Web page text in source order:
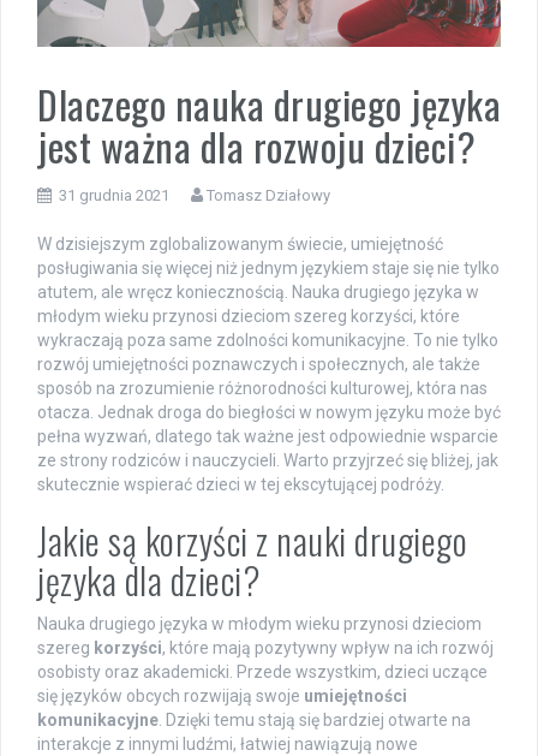
Dlaczego nauka drugiego języka
jest ważna dla rozwoju dzieci?
31 grudnia 2021 Tomasz Działowy
W dzisiejszym zglobalizowanym świecie, umiejętność
posługiwania się więcej niż jednym językiem staje się nie tylko
atutem, ale wręcz koniecznością. Nauka drugiego języka w
młodym wieku przynosi dzieciom szereg korzyści, które
wykraczają poza same zdolności komunikacyjne. To nie tylko
rozwój umiejętności poznawczych i społecznych, ale także
sposób na zrozumienie różnorodności kulturowej, która nas
otacza. Jednak droga do biegłości w nowym języku może być
pełna wyzwań, dlatego tak ważne jest odpowiednie wsparcie
ze strony rodziców i nauczycieli. Warto przyjrzeć się bliżej, jak
skutecznie wspierać dzieci w tej ekscytującej podróży.
Jakie są korzyści z nauki drugiego
języka dla dzieci?
Nauka drugiego języka w młodym wieku przynosi dzieciom
szereg korzyści, które mają pozytywny wpływ na ich rozwój
osobisty oraz akademicki. Przede wszystkim, dzieci uczące
się języków obcych rozwijają swoje umiejętności
komunikacyjne . Dzięki temu stają się bardziej otwarte na
interakcje z innymi ludźmi, łatwiej nawiązują nowe